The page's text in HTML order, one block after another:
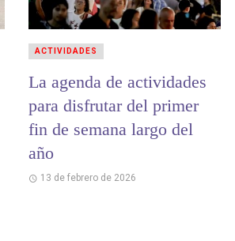
La agenda de actividades
para disfrutar del primer
fin de semana largo del
año
13 de febrero de 2026
ACTIVIDADES